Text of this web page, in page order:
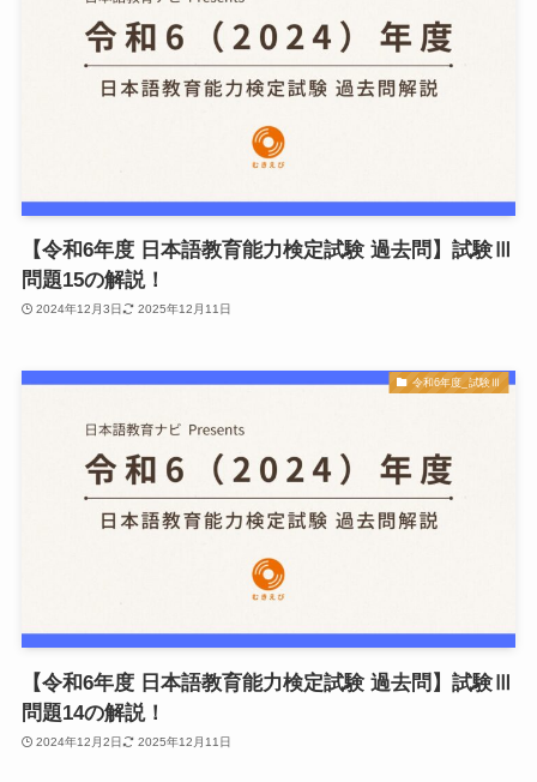
【令和6年度 日本語教育能力検定試験 過去問】試験Ⅲ
問題15の解説！
2024年12月3日 2025年12月11日
令和6年度_試験Ⅲ
【令和6年度 日本語教育能力検定試験 過去問】試験Ⅲ
問題14の解説！
2024年12月2日 2025年12月11日